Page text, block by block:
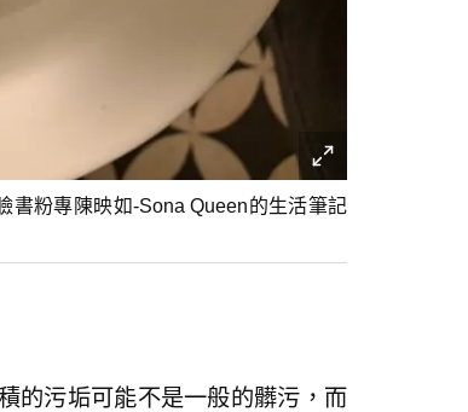
書粉專陳映如-Sona Queen的生活筆記
的污垢可能不是一般的髒污，而